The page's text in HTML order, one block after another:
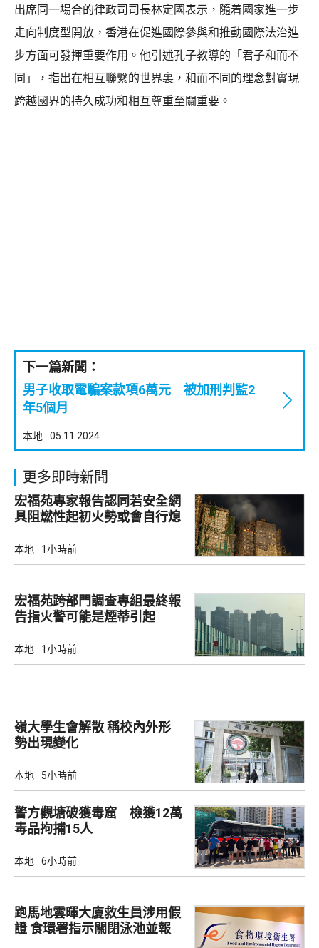
出席同一場合的律政司司長林定國表示，隨着國家進一步
走向制度型開放，香港在促進國際參與和推動國際法治進
步方面可發揮重要作用。他引述孔子教導的「君子和而不
同」，指出在相互聯繫的世界裏，和而不同的理念對實現
跨越國界的持久成功和相互尊重至關重要。
下一篇新聞：
男子收取電騙案款項6萬元 被加刑判監2
年5個月
本地 05.11.2024
更多即時新聞
宏福苑專家報告認同若安全網
具阻燃性起初火勢或會自行熄
本地 1小時前
宏福苑跨部門調查專組最終報
告指火警可能是煙蒂引起
本地 1小時前
嶺大學生會解散 稱校內外形
勢出現變化
本地 5小時前
警方觀塘破獲毒窟 檢獲12萬
毒品拘捕15人
本地 6小時前
跑馬地雲暉大廈救生員涉用假
證 食環署指示關閉泳池並報